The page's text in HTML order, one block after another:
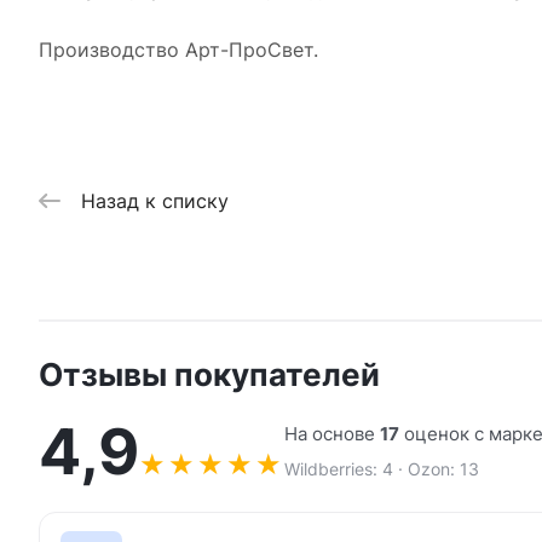
Производство Арт-ПроСвет.
Назад к списку
Отзывы покупателей
4,9★ ★ ★ ★ ★
На основе 17 оценок с
Wildberries: 4 · Ozon: 13